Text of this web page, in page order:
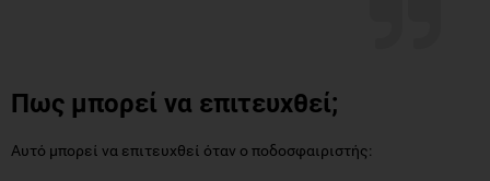
Πως μπορεί να επιτευχθεί;
Αυτό μπορεί να επιτευχθεί όταν ο ποδοσφαιριστής: